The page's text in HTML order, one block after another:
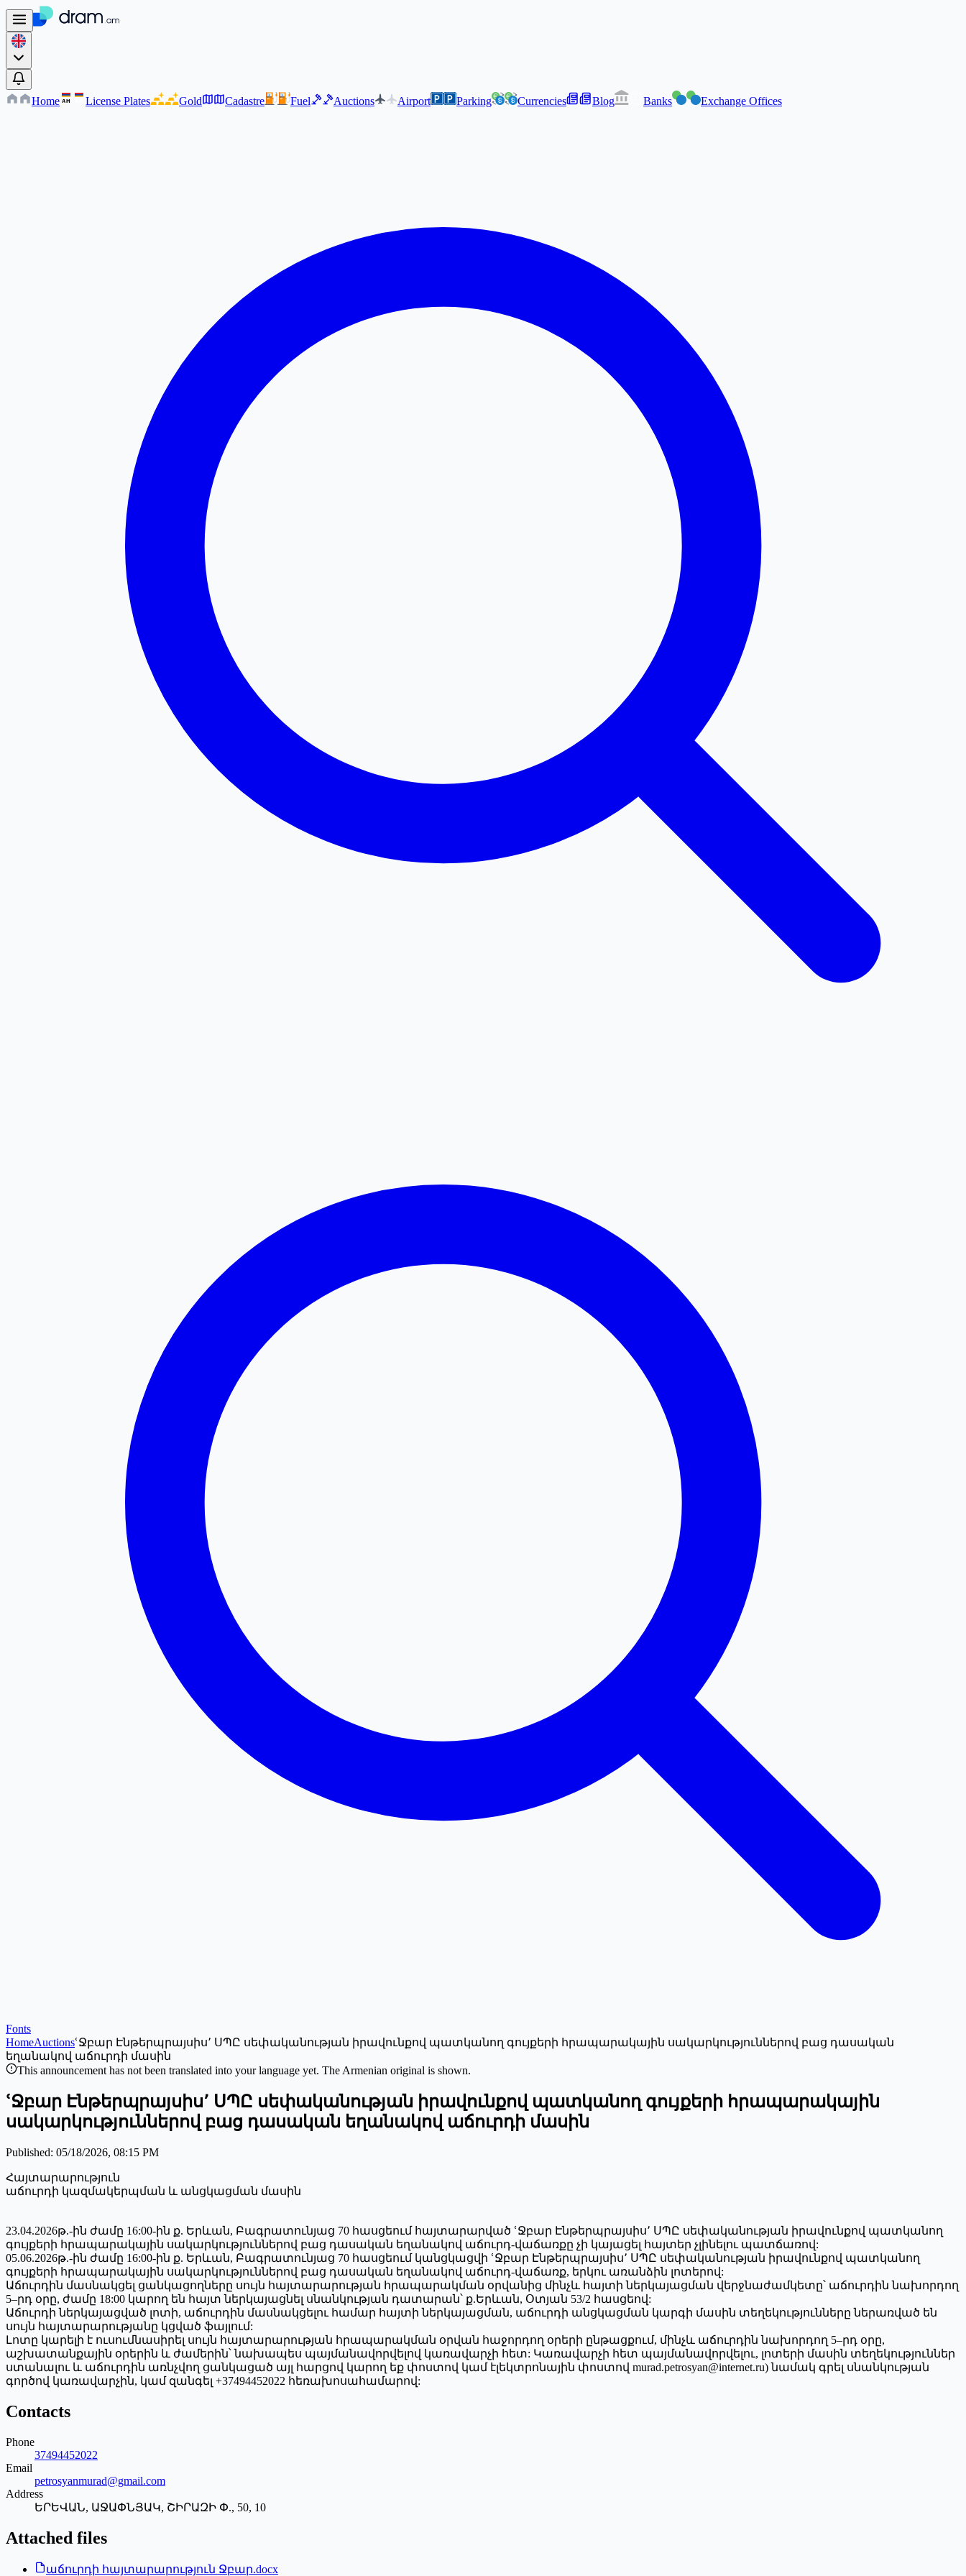
Home AM License Plates Gold Cadastre Fuel Auctions Airport Parking Currencies Blog Banks Exchange Offices
Fonts
HomeAuctionsՙՋբար Էնթերպրայսիս՚ ՍՊԸ սեփականության իրավունքով պատկանող գույքերի հրապարակային սակարկություններով բաց դասական
եղանակով աճուրդի մասին
This announcement has not been translated into your language yet. The Armenian original is shown.
ՙՋբար Էնթերպրայսիս՚ ՍՊԸ սեփականության իրավունքով պատկանող գույքերի հրապարակային
սակարկություններով բաց դասական եղանակով աճուրդի մասին
Published: 05/18/2026, 08:15 PM
Հայտարարություն
աճուրդի կազմակերպման և անցկացման մասին
23.04.2026թ.-ին ժամը 16:00-ին ք. Երևան, Բագրատունյաց 70 հասցեում հայտարարված ՙՋբար Էնթերպրայսիս՚ ՍՊԸ սեփականության իրավունքով պատկանող
գույքերի հրապարակային սակարկություններով բաց դասական եղանակով աճուրդ-վաճառքը չի կայացել հայտեր չլինելու պատճառով:
05.06.2026թ.-ին ժամը 16:00-ին ք. Երևան, Բագրատունյաց 70 հասցեում կանցկացվի ՙՋբար Էնթերպրայսիս՚ ՍՊԸ սեփականության իրավունքով պատկանող
գույքերի հրապարակային սակարկություններով բաց դասական եղանակով աճուրդ-վաճառք, երկու առանձին լոտերով:
Աճուրդին մասնակցել ցանկացողները սույն հայտարարության հրապարակման օրվանից մինչև հայտի ներկայացման վերջնաժամկետը՝ աճուրդին նախորդող
5–րդ օրը, ժամը 18:00 կարող են հայտ ներկայացնել սնանկության դատարան՝ ք.Երևան, Օտյան 53/2 հասցեով:
Աճուրդի ներկայացված լոտի, աճուրդին մասնակցելու համար հայտի ներկայացման, աճուրդի անցկացման կարգի մասին տեղեկությունները ներառված են
սույն հայտարարությանը կցված ֆայլում:
Լոտը կարելի է ուսումնասիրել սույն հայտարարության հրապարակման օրվան հաջորդող օրերի ընթացքում, մինչև աճուրդին նախորդող 5–րդ օրը,
աշխատանքային օրերին և ժամերին՝ նախապես պայմանավորվելով կառավարչի հետ: Կառավարչի հետ պայմանավորվելու, լոտերի մասին տեղեկություններ
ստանալու և աճուրդին առնչվող ցանկացած այլ հարցով կարող եք փոստով կամ էլեկտրոնային փոստով murad.petrosyan@internet.ru) նամակ գրել սնանկության
գործով կառավարչին, կամ զանգել +37494452022 հեռախոսահամարով:
Contacts
Phone
37494452022
Email
petrosyanmurad@gmail.com
Address
ԵՐԵՎԱՆ, ԱՋԱՓՆՅԱԿ, ՇԻՐԱԶԻ Փ., 50, 10
Attached files
աճուրդի հայտարարություն Ջբար.docx